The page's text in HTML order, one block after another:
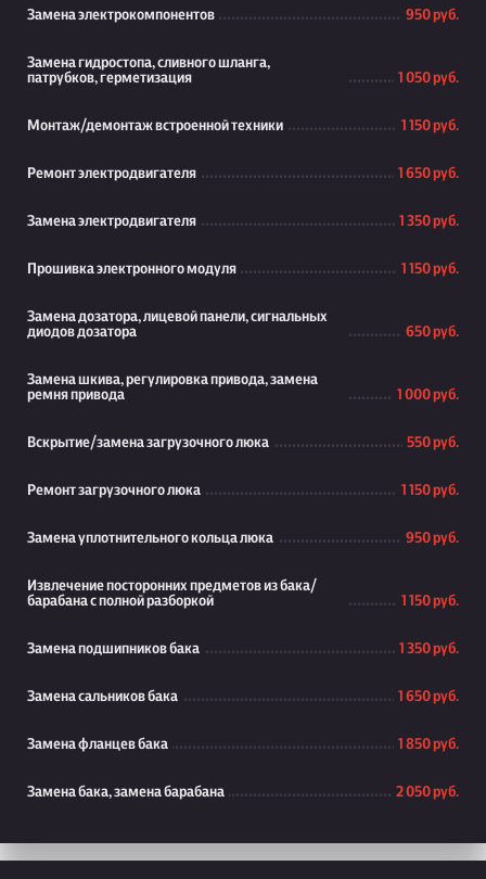
Замена электрокомпонентов 950 руб.
Замена гидростопа, сливного шланга,
патрубков, герметизация
1 050 руб.
Монтаж/демонтаж встроенной техники 1 150 руб.
Ремонт электродвигателя 1 650 руб.
Замена электродвигателя 1 350 руб.
Прошивка электронного модуля 1 150 руб.
Замена дозатора, лицевой панели, сигнальных
диодов дозатора
650 руб.
Замена шкива, регулировка привода, замена
ремня привода
1 000 руб.
Вскрытие/замена загрузочного люка 550 руб.
Ремонт загрузочного люка 1 150 руб.
Замена уплотнительного кольца люка 950 руб.
Извлечение посторонних предметов из бака/
барабана с полной разборкой
1 150 руб.
Замена подшипников бака 1 350 руб.
Замена сальников бака 1 650 руб.
Замена фланцев бака 1 850 руб.
Замена бака, замена барабана 2 050 руб.